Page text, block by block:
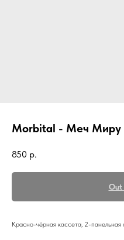
Morbital - Меч Миру
850 р.
Out
Красно-чёрная кассета, 2-панельная